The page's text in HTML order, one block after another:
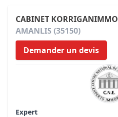
CABINET
AMANLIS (35150)
Demander un devis
Expert